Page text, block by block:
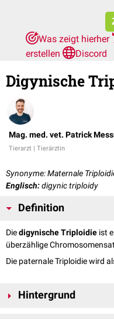
Was zeigt hierher
erstellen
Discord
Digynische
Mag. med. vet. Patrick
Tierarzt | Tierärztin
Synonyme: Maternale
Englisch:digynic triploidy
Definition
Diedigynische Triploidie ist
überzählige
Die paternale Triploidie wird
Hintergrund